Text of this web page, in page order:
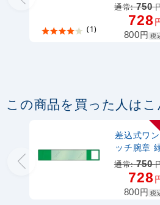
(1)
通常:750
728
800円 税
この商品を買った人は
差込式ワ
ッチ腕章
(848-63)
通常:750
728
800円 税